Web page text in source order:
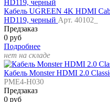
Кабель UGREEN 4K HDMI
HD119, черный Арт. 40102_
Предзаказ
0 руб
Подробнее
нет на складе
Кабель Monster HDMI 2.0
PME4-H030
Предзаказ
0 руб